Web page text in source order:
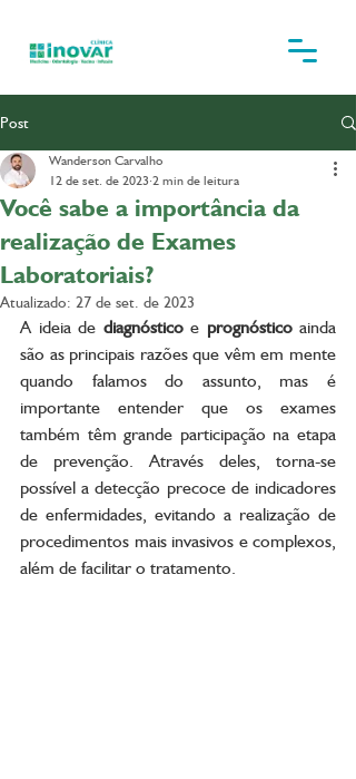
Post
Você sabe a importância da
realização de Exames
Laboratoriais?
Wanderson Carvalho
12 de set. de 2023 2 min de leitura
Atualizado: 27 de set. de 2023
A ideia de diagnóstico e prognóstico ainda
são as principais razões que vêm em mente
quando falamos do assunto, mas é
importante entender que os exames
também têm grande participação na etapa
de prevenção. Através deles, torna-se
possível a detecção precoce de indicadores
de enfermidades, evitando a realização de
procedimentos mais invasivos e complexos,
além de facilitar o tratamento.